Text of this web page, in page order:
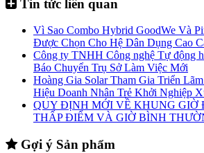
Tin tức liên quan
Vì Sao Combo Hybrid GoodWe Và
Được Chọn Cho Hệ Dân Dụng Cao
Công ty TNHH Công nghệ Tự động
Báo Chuyển Trụ Sở Làm Việc Mới
Hoàng Gia Solar Tham Gia Triển
Hiệu Doanh Nhân Trẻ Khởi Nghiệp
QUY ĐỊNH MỚI VỀ KHUNG GIỜ
THẤP ĐIỂM VÀ GIỜ BÌNH
Gợi ý Sản phẩm